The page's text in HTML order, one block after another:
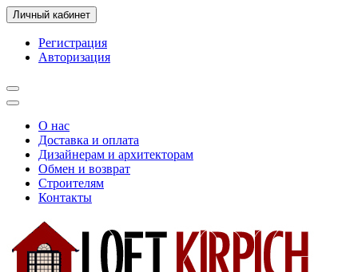
Личный кабинет
Регистрация
Авторизация
О нас
Доставка и оплата
Дизайнерам и архитекторам
Обмен и возврат
Строителям
Контакты